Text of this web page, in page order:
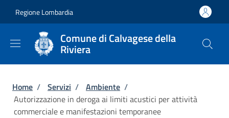
Regione Lombardia
Comune di Calvagese della
Riviera
Briciole di pane
Home / Servizi / Ambiente /
Autorizzazione in deroga ai limiti acustici per attività
commerciale e manifestazioni temporanee